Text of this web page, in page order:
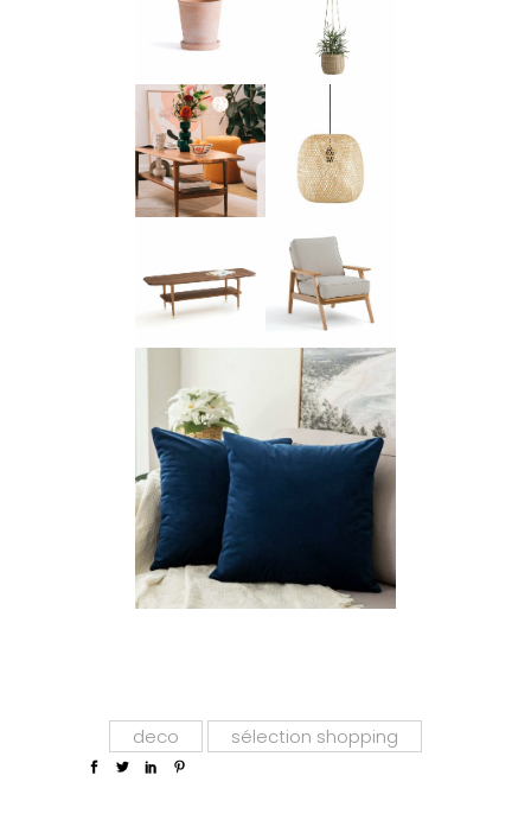
deco sélection shopping